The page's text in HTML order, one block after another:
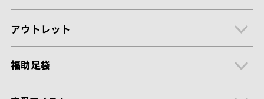
アウトレット
福助足袋